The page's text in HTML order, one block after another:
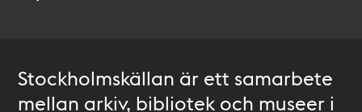
Stockholmskällan är ett samarbete
mellan arkiv, bibliotek och museer i